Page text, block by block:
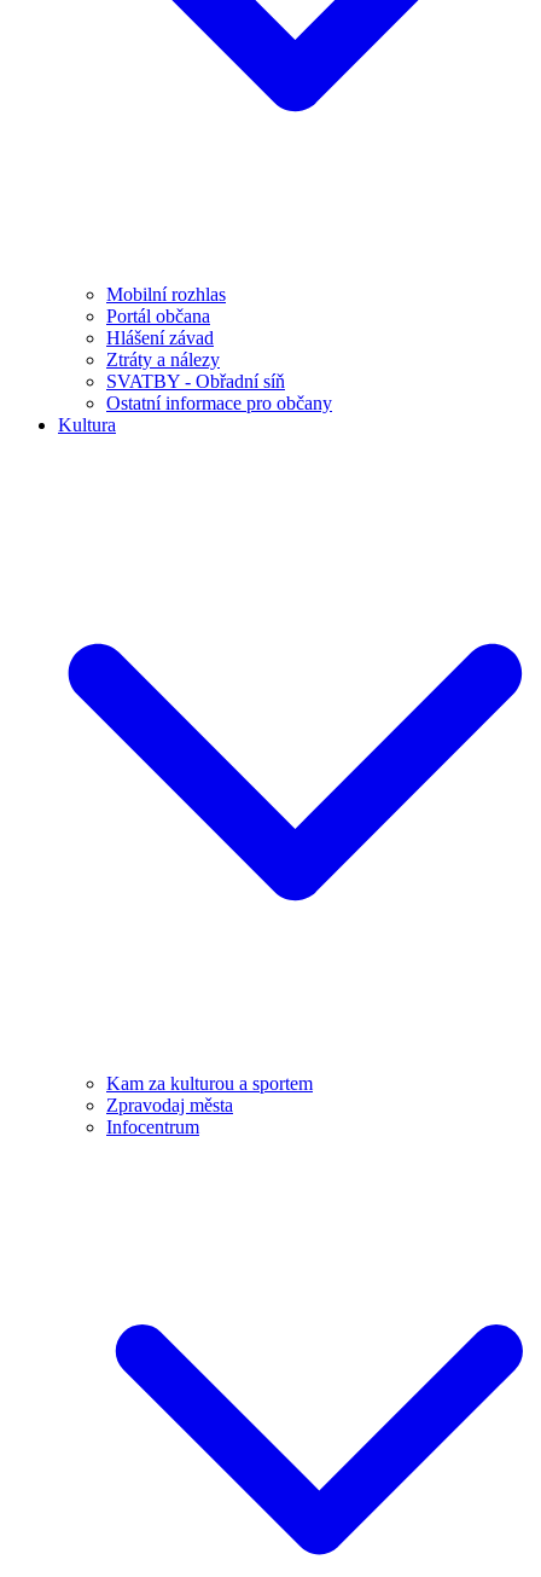
Mobilní rozhlas
Portál občana
Hlášení závad
Ztráty a nálezy
SVATBY - Obřadní síň
Ostatní informace pro občany
Kultura
Kam za kulturou a sportem
Zpravodaj města
Infocentrum